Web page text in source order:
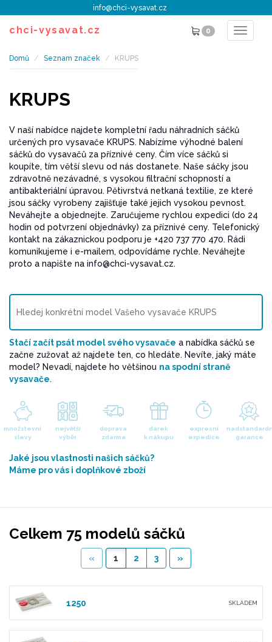
info@chci-vysavat.cz
chci-vysavat.cz 0
Toggle
Domů Seznam značek KRUPS
KRUPS
V naší nabídce najdete kompletní řadu náhradních sáčků
určených pro vysavače KRUPS. Nabízíme výhodné balení
sáčků do vysavačů za příznivé ceny. Čím více sáčků si
koupíte, tím větší slevu od nás dostanete. Naše sáčky jsou
zdravotně nezávadné, s vysokou filtrační schopností a
antibakteriální úpravou. Pětivrstvá netkaná textilie, ze které
jsou sáčky vyrobeny zajišťuje také jejich vysokou pevnost.
Neváhejte a objednejte. Zaručujeme rychlou expedici (do 24
hodin od potvrzení objednávky) za příznivé ceny. Telefonický
kontakt na zákaznickou podporu je +420 737 770 470. Rádi
komunikujeme i e-mailem, odpovídáme rychle. Neváhejte
proto a napište na info@chci-vysavat.cz.
Stačí začít psát model svého vysavače a nabídka sáčků se
začne zužovat až najdete ten, co hledáte. Nevíte, jaký máte
model? Nevadí, najdete ho většinou na spodní straně
vysavače.
množstevní
slevy
největší
výběr
doprava
zdarma
dárek
k nákupu
expresní
expedice
garance
Jaké jsou vlastnosti našich sáčků?
Máme pro vás i doplňkové zboží
Celkem 75 modelů sáčků
« 1 2 3 »
1250 SKLADEM